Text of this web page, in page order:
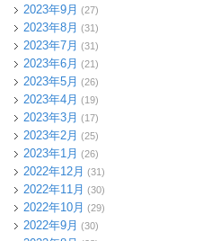
2023年9月 (27)
2023年8月 (31)
2023年7月 (31)
2023年6月 (21)
2023年5月 (26)
2023年4月 (19)
2023年3月 (17)
2023年2月 (25)
2023年1月 (26)
2022年12月 (31)
2022年11月 (30)
2022年10月 (29)
2022年9月 (30)